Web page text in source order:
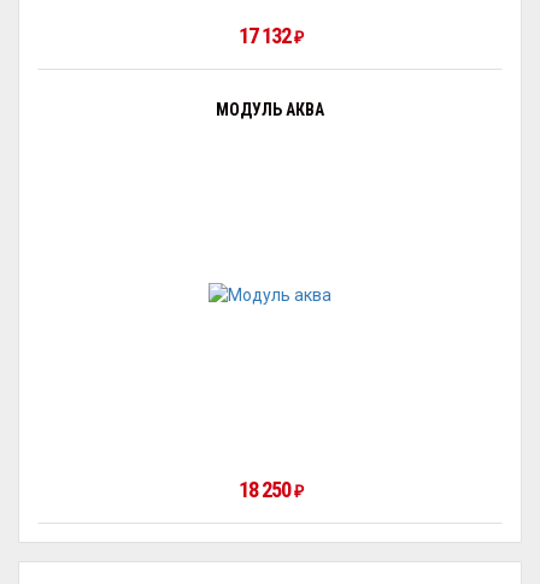
17 132₽
МОДУЛЬ АКВА
18 250₽